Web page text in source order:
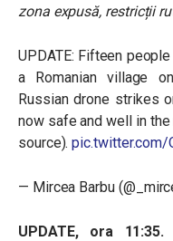
zona expusă, restricții
UPDATE: Fifteen
a Romanian village
Russian drone strikes
now safe and well in
source).pic.twitter.com/
— Mircea Barbu
UPDATE, ora 11:35.